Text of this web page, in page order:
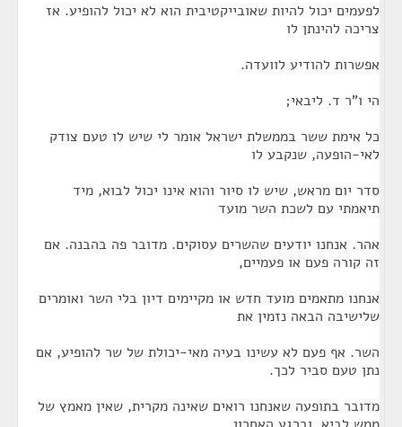
לפעמים יכול להיות שאובייקטיבית הוא לא יכול להופיע. אז
צריכה להינתן לו
אפשרות להודיע לוועדה.
הי ו"ר ד. ליבאי;
כל אימת ששר בממשלת ישראל אומר לי שיש לו טעם צודק
לאי-הופעה, שנקבע לו
סדר יום מראש, שיש לו סיור והוא אינו יכול לבוא, מיד
תיאמתי עם לשכת השר מועד
אהר. אנחנו יודעים שהשרים עסוקים. מדובר פה בהבנה. אם
זה קורה פעם או פעמיים,
אנחנו מתאמים מועד חדש או מקיימים דיון בלי השר ואומרים
שלישיבה הבאה נזמין את
השר. אף פעם לא עשינו בעיה מאי-יכולת של שר להופיע, אם
נתן טעם סביר לכך.
מדובר בתופעה שאנחנו רואים שאינה מקרית, שאין מאמץ של